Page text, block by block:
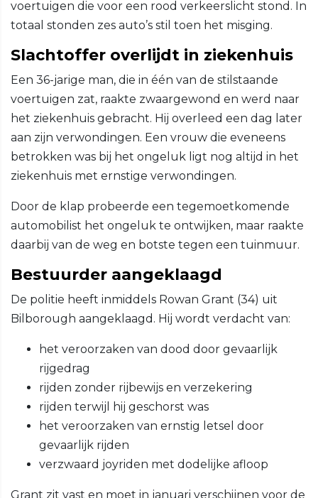
voertuigen die voor een rood verkeerslicht stond. In
totaal stonden zes auto’s stil toen het misging.
Slachtoffer overlijdt in ziekenhuis
Een 36-jarige man, die in één van de stilstaande
voertuigen zat, raakte zwaargewond en werd naar
het ziekenhuis gebracht. Hij overleed een dag later
aan zijn verwondingen. Een vrouw die eveneens
betrokken was bij het ongeluk ligt nog altijd in het
ziekenhuis met ernstige verwondingen.
Door de klap probeerde een tegemoetkomende
automobilist het ongeluk te ontwijken, maar raakte
daarbij van de weg en botste tegen een tuinmuur.
Bestuurder aangeklaagd
De politie heeft inmiddels Rowan Grant (34) uit
Bilborough aangeklaagd. Hij wordt verdacht van:
het veroorzaken van dood door gevaarlijk
rijgedrag
rijden zonder rijbewijs en verzekering
rijden terwijl hij geschorst was
het veroorzaken van ernstig letsel door
gevaarlijk rijden
verzwaard joyriden met dodelijke afloop
Grant zit vast en moet in januari verschijnen voor de